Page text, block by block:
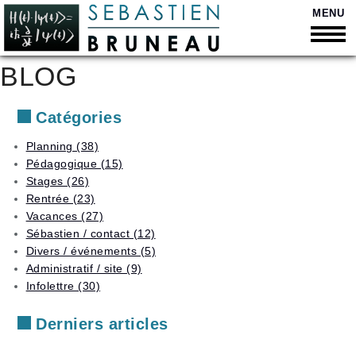
MENU
Retour
suis-
?
Présentation
vidéo
Contact
Soutien
Cours
personnalisés
Orientation
et
suivi
scolaire
Stages
en
Retour
Curriculum
Vitae
Quelques
chiffres
Secondaire
Supérieur
Anacours
Retour
des
tarifs
Moyens
paiement
Déduction
d’impôt
Retour
Disponibilités
un
horaire
Liste
BLOG
Catégories
Planning (38)
Pédagogique (15)
Stages (26)
Rentrée (23)
Vacances (27)
Sébastien / contact (12)
Divers / événements (5)
Administratif / site (9)
Infolettre (30)
Derniers articles